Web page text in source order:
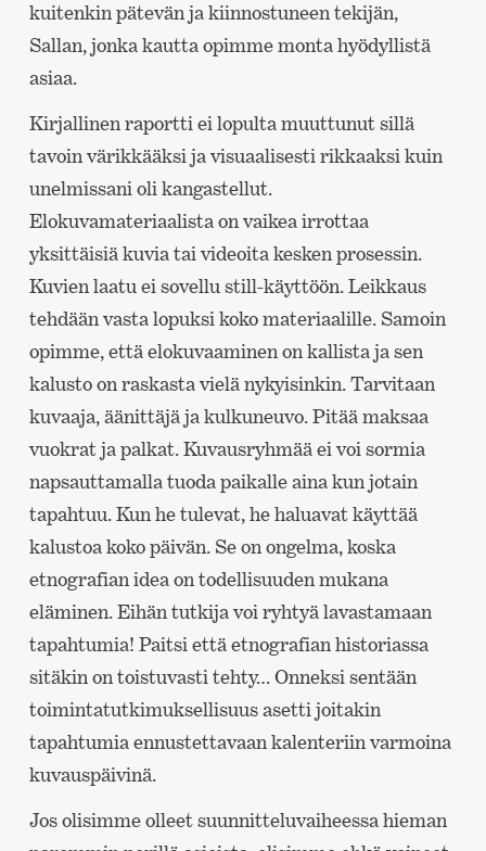
kuitenkin pätevän ja kiinnostuneen tekijän,
Sallan, jonka kautta opimme monta hyödyllistä
asiaa.
Kirjallinen raportti ei lopulta muuttunut sillä
tavoin värikkääksi ja visuaalisesti rikkaaksi kuin
unelmissani oli kangastellut.
Elokuvamateriaalista on vaikea irrottaa
yksittäisiä kuvia tai videoita kesken prosessin.
Kuvien laatu ei sovellu still-käyttöön. Leikkaus
tehdään vasta lopuksi koko materiaalille. Samoin
opimme, että elokuvaaminen on kallista ja sen
kalusto on raskasta vielä nykyisinkin. Tarvitaan
kuvaaja, äänittäjä ja kulkuneuvo. Pitää maksaa
vuokrat ja palkat. Kuvausryhmää ei voi sormia
napsauttamalla tuoda paikalle aina kun jotain
tapahtuu. Kun he tulevat, he haluavat käyttää
kalustoa koko päivän. Se on ongelma, koska
etnografian idea on todellisuuden mukana
eläminen. Eihän tutkija voi ryhtyä lavastamaan
tapahtumia! Paitsi että etnografian historiassa
sitäkin on toistuvasti tehty… Onneksi sentään
toimintatutkimuksellisuus asetti joitakin
tapahtumia ennustettavaan kalenteriin varmoina
kuvauspäivinä.
Jos olisimme olleet suunnitteluvaiheessa hieman